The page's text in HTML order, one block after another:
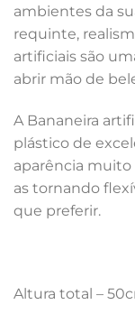
ambientes da
requinte,
artificiais são
abrir mão de
A Bananeira
plástico de
aparência muito
as tornando
que preferir.
Altura total –